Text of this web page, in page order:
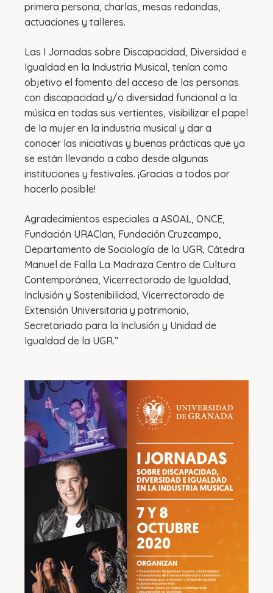
primera persona, charlas, mesas redondas,
actuaciones y talleres.
Las I Jornadas sobre Discapacidad, Diversidad e
Igualdad en la Industria Musical, tenían como
objetivo el fomento del acceso de las personas
con discapacidad y/o diversidad funcional a la
música en todas sus vertientes, visibilizar el papel
de la mujer en la industria musical y dar a
conocer las iniciativas y buenas prácticas que ya
se están llevando a cabo desde algunas
instituciones y festivales. ¡Gracias a todos por
hacerlo posible!
Agradecimientos especiales a ASOAL, ONCE,
Fundación URAClan, Fundación Cruzcampo,
Departamento de Sociología de la UGR, Cátedra
Manuel de Falla La Madraza Centro de Cultura
Contemporánea, Vicerrectorado de Igualdad,
Inclusión y Sostenibilidad, Vicerrectorado de
Extensión Universitaria y patrimonio,
Secretariado para la Inclusión y Unidad de
Igualdad de la UGR.”